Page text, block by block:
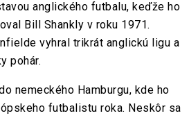
anglického futbalu, keďže ho
Bill Shankly v roku 1971.
vyhral trikrát anglickú ligu a
pohár.
nemeckého Hamburgu, kde ho
futbalistu roka. Neskôr sa